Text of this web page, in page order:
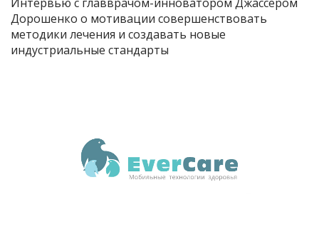
Дорошенко о мотивации совершенствовать
методики лечения и создавать новые
индустриальные стандарты